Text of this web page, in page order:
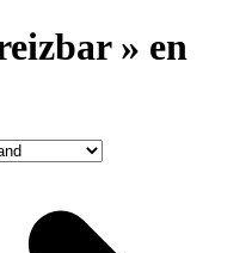
» en